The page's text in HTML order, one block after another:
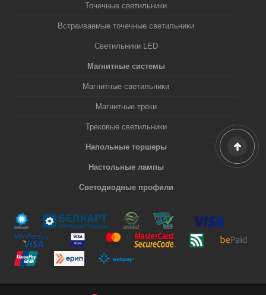
Точечные светильники
Встраиваемые точечные светильники
Светильники LED
Магнитные системы
Магнитные светильники
Магнитные треки
Трековые светильники
Напольные торшеры
Настольные лампы
Светодиодные профили